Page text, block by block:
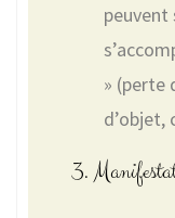
peuvent
» (perte
d’objet,
3.